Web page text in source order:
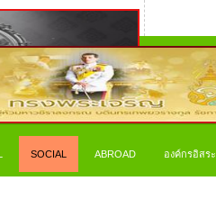
SOCIAL ABROAD องค์กรอิสระ